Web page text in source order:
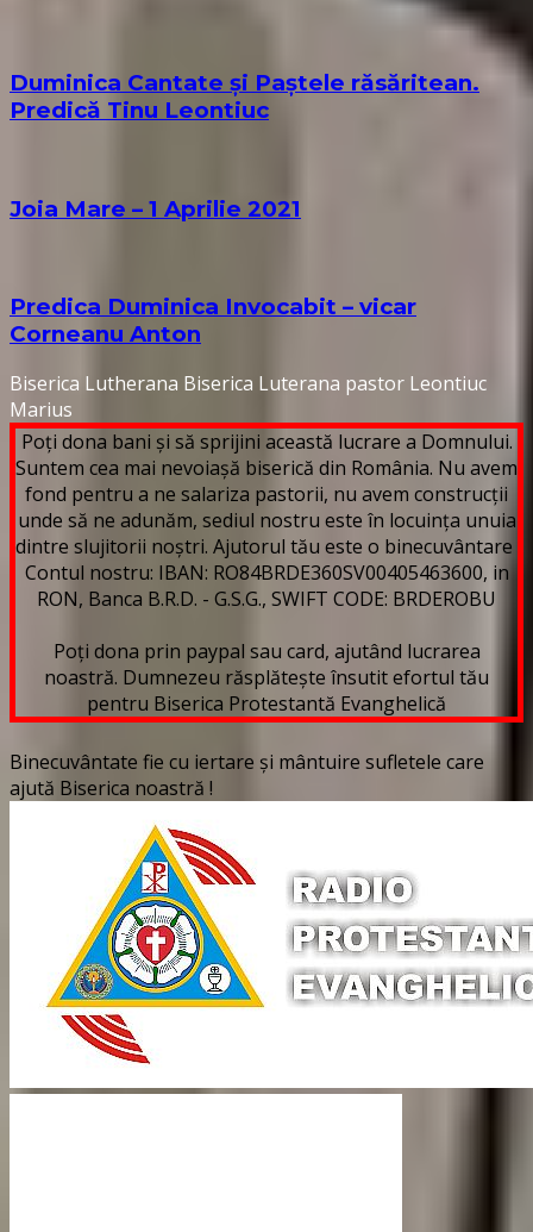
Duminica Cantate și Paștele răsăritean.
Predică Tinu Leontiuc
Joia Mare – 1 Aprilie 2021
Predica Duminica Invocabit – vicar
Corneanu Anton
Biserica Lutherana Biserica Luterana pastor Leontiuc
Marius
Poți dona bani și să sprijini această lucrare a Domnului.
Suntem cea mai nevoiașă biserică din România. Nu avem
fond pentru a ne salariza pastorii, nu avem construcții
unde să ne adunăm, sediul nostru este în locuința unuia
dintre slujitorii noștri. Ajutorul tău este o binecuvântare
Contul nostru: IBAN: RO84BRDE360SV00405463600, in
RON, Banca B.R.D. - G.S.G., SWIFT CODE: BRDEROBU
Poți dona prin paypal sau card, ajutând lucrarea
noastră. Dumnezeu răsplătește însutit efortul tău
pentru Biserica Protestantă Evanghelică
Binecuvântate fie cu iertare și mântuire sufletele care
ajută Biserica noastră !